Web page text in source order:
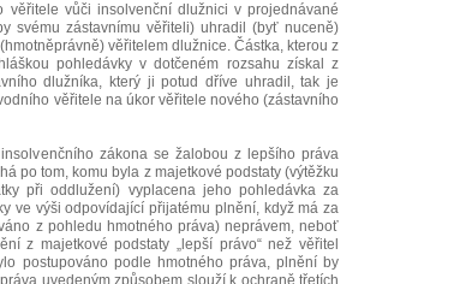
vůči insolvenční dlužnici v projednávané
svému zástavnímu věřiteli) uhradil (byť nuceně)
věřitelem dlužnice. Částka, kterou z
pohledávky v dotčeném rozsahu získal z
dlužníka, který ji potud dříve uhradil, tak je
věřitele na úkor věřitele nového (zástavního
zákona se žalobou z lepšího práva
po tom, komu byla z majetkové podstaty (výtěžku
při oddlužení) vyplacena jeho pohledávka za
ve výši odpovídající přijatému plnění, když má za
z pohledu hmotného práva) neprávem, neboť
z majetkové podstaty „lepší právo“ než věřitel
postupováno podle hmotného práva, plnění by
uvedeným způsobem slouží k ochraně třetích